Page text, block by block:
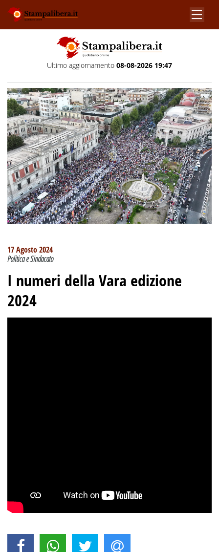
Ultimo aggiornamento 08-08-2026 19:47
17 Agosto 2024
Politica e Sindacato
I numeri della Vara edizione
2024